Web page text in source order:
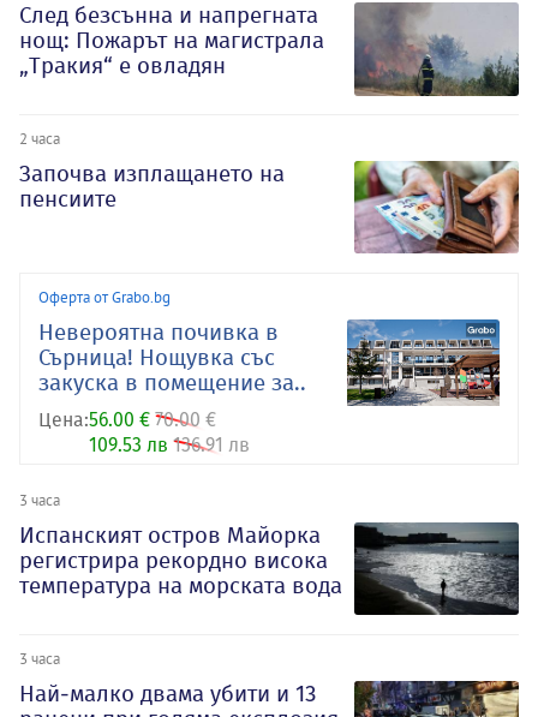
След безсънна и напрегната
нощ: Пожарът на магистрала
„Тракия“ е овладян
2 часа
Започва изплащането на
пенсиите
Оферта от Grabo.bg
Невероятна почивка в
Сърница! Нощувка със
закуска в помещение за..
Цена:56.00 € 70.00 €
109.53 лв 136.91 лв
3 часа
Испанският остров Майорка
регистрира рекордно висока
температура на морската вода
3 часа
Най-малко двама убити и 13